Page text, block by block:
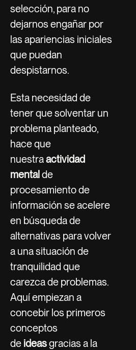
selección, para no
dejarnos engañar por
las apariencias iniciales
que puedan
despistarnos.
Esta necesidad de
tener que solventar un
problema planteado,
hace que
nuestraactividad
mentalde
procesamiento de
información se acelere
en búsqueda de
alternativas para volver
a una situación de
tranquilidad que
carezca de problemas.
Aquí empiezan a
concebir los primeros
conceptos
de ideasgracias a la